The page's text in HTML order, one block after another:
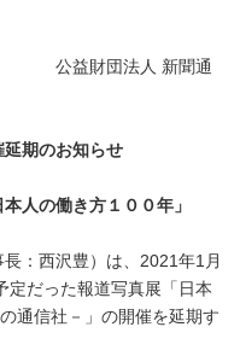
新聞通
らせ
方１００年」
：西沢豊）は、2021年1月
定だった報道写真展「日本
通信社－」の開催を延期す